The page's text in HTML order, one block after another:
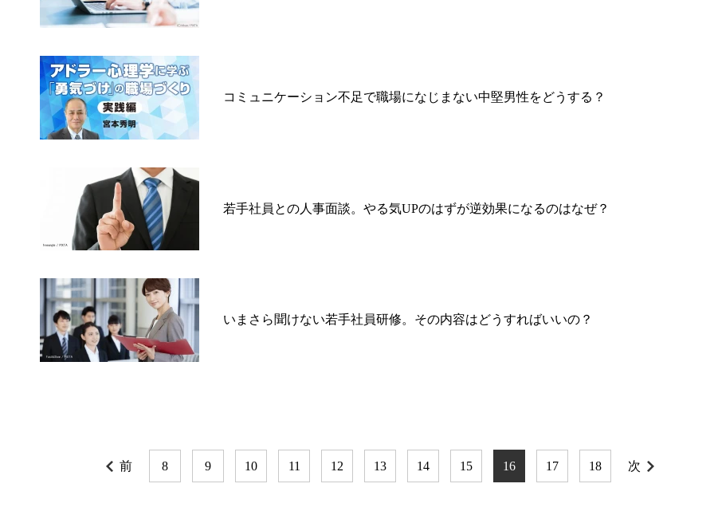
コミュニケーション不足で職場になじまない中堅男性をどうする？
若手社員との人事面談。やる気UPのはずが逆効果になるのはなぜ？
いまさら聞けない若手社員研修。その内容はどうすればいいの？
前 8 9 10 11 12 13 14 15 16 17 18 次